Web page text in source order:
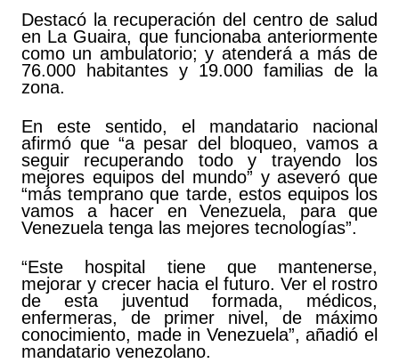
Destacó la recuperación del centro de salud
en La Guaira, que funcionaba anteriormente
como un ambulatorio; y atenderá a más de
76.000 habitantes y 19.000 familias de la
zona.
En este sentido, el mandatario nacional
afirmó que “a pesar del bloqueo, vamos a
seguir recuperando todo y trayendo los
mejores equipos del mundo” y aseveró que
“más temprano que tarde, estos equipos los
vamos a hacer en Venezuela, para que
Venezuela tenga las mejores tecnologías”.
“Este hospital tiene que mantenerse,
mejorar y crecer hacia el futuro. Ver el rostro
de esta juventud formada, médicos,
enfermeras, de primer nivel, de máximo
conocimiento, made in Venezuela”, añadió el
mandatario venezolano.